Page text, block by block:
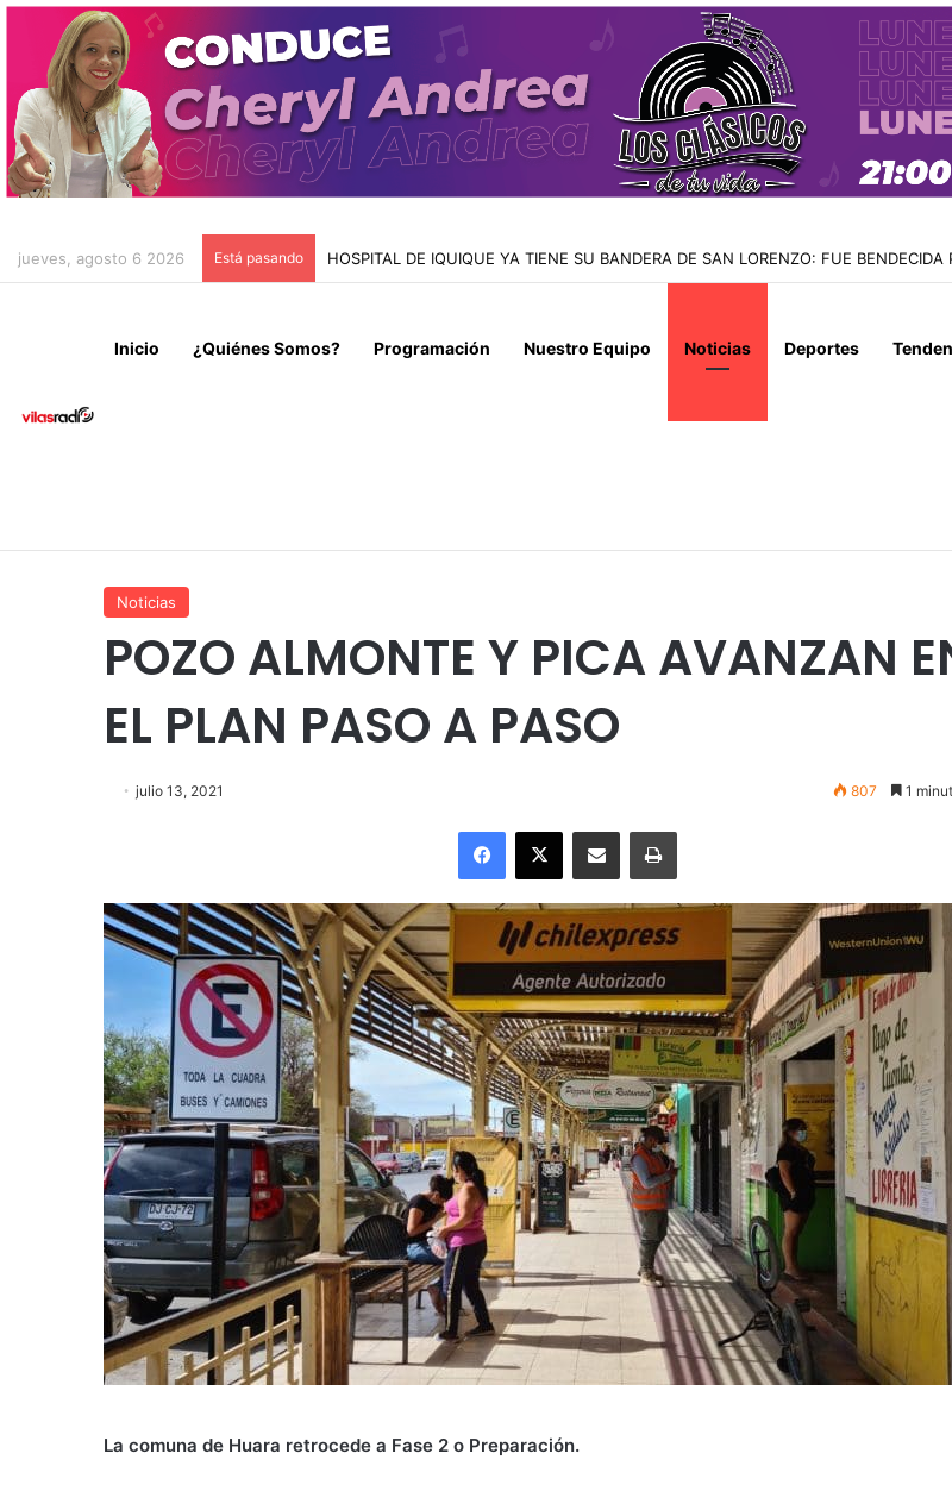
jueves, agosto 6 2026 Está pasando INFORME MIGRATORIO DE LA PDI: TARAPACÁ ENCABEZA LA MAYOR REDUCCIÓN
Inicio ¿Quiénes Somos? Programación Nuestro Equipo Noticias Deportes
Noticias
POZO ALMONTE Y PICA AVANZAN
EL PLAN PASO A PASO
julio 13, 2021 807 1
Facebook
X Enviar vía email Imprimir
La comuna de Huara retrocede a Fase 2 o Preparación.